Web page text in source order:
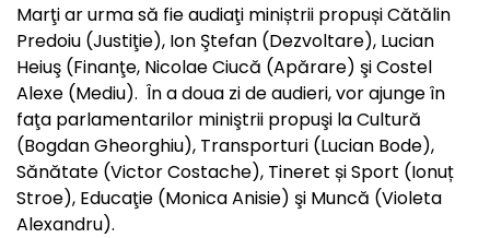
Marţi ar urma să fie audiaţi miniștrii propuși Cătălin
Predoiu (Justiţie), Ion Ştefan (Dezvoltare), Lucian
Heiuş (Finanţe, Nicolae Ciucă (Apărare) şi Costel
Alexe (Mediu). În a doua zi de audieri, vor ajunge în
faţa parlamentarilor miniştrii propuşi la Cultură
(Bogdan Gheorghiu), Transporturi (Lucian Bode),
Sănătate (Victor Costache), Tineret și Sport (Ionuț
Stroe), Educaţie (Monica Anisie) şi Muncă (Violeta
Alexandru).